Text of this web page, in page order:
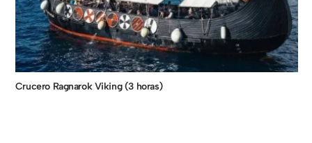
Crucero Ragnarok Viking (3 horas)